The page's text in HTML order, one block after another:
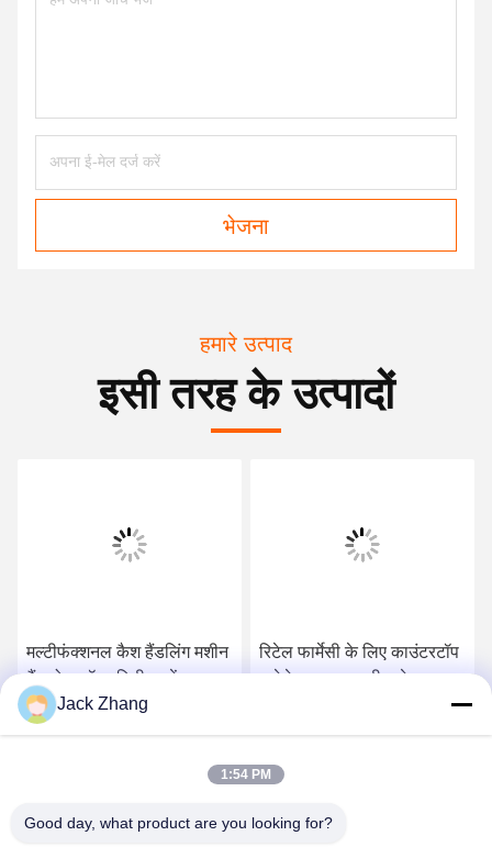
भेजना
हमारे उत्पाद
इसी तरह के उत्पादों
मल्टीफंक्शनल कैश हैंडलिंग मशीन
बैंकनोट कॉइन रिसीवर चेंज
डिस्पेंसर के साथ
सर्वोत्तम मूल्य प्राप्त करें
रिटेल फार्मेसी के लिए काउंटरटॉप
एम्बेडेड डुअल स्क्रीन सेल्फ-
भुगतान के साथ
सर्वोत्तम मूल्य प्राप्त करें
Jack Zhang
1:54 PM
Good day, what product are you looking for?